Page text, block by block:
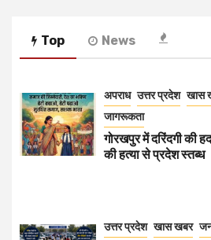
Top News
अपराध उत्तर प्रदेश खास
जागरूकता
गोरखपुर में दरिंदगी की
की हत्या से प्रदेश स्तब्ध
उत्तर प्रदेश खास खबर